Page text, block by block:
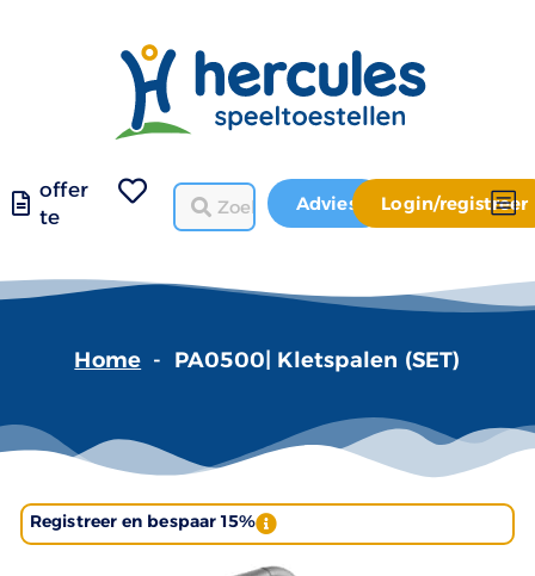
offer
te
Advies Login/registreer
Home - PA0500| Kletspalen (SET)
Registreer en bespaar 15%